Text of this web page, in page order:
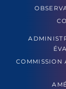
COMMISSION